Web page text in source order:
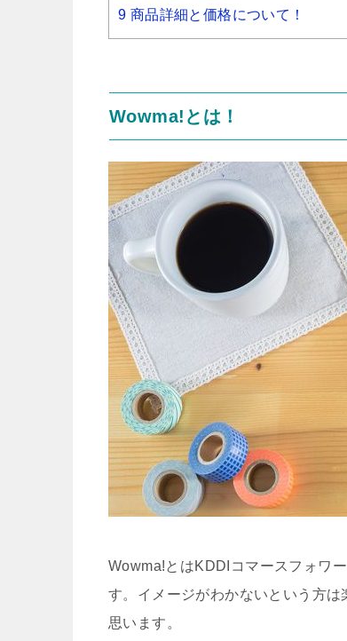
9 商品詳細と価格について！
Wowma!とは！
Wowma!とはKDDIコマースフォワ
す。イメージがわかないという方
思います。